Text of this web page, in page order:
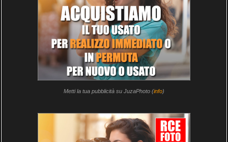
Metti la tua pubblicità su JuzaPhoto (info)